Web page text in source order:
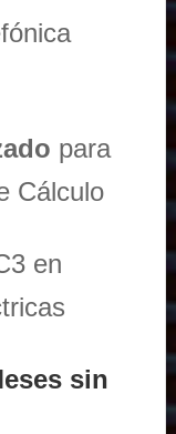
para
Cálculo
en
sin